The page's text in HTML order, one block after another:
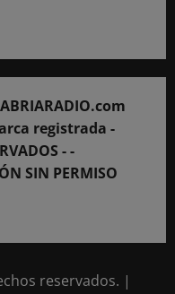
registrada -
- -
SIN PERMISO
reservados. |